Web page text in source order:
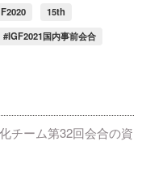
15th
#IGF2021国内事前会合
チーム第32回会合の資